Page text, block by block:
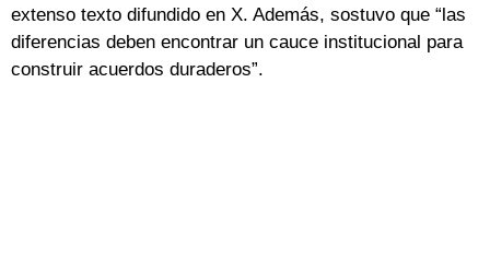
extenso texto difundido en X. Además, sostuvo que “las
diferencias deben encontrar un cauce institucional para
construir acuerdos duraderos”.